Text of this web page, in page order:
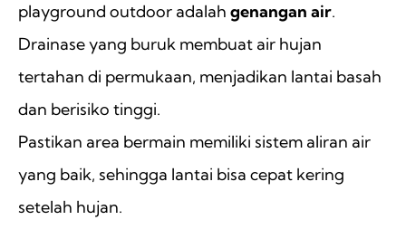
playground outdoor adalah genangan air.
Drainase yang buruk membuat air hujan
tertahan di permukaan, menjadikan lantai basah
dan berisiko tinggi.
Pastikan area bermain memiliki sistem aliran air
yang baik, sehingga lantai bisa cepat kering
setelah hujan.